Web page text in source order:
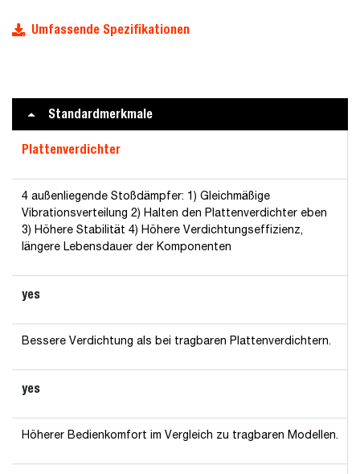
Umfassende Spezifikationen
Standardmerkmale
Plattenverdichter
4 außenliegende Stoßdämpfer: 1) Gleichmäßige
Vibrationsverteilung 2) Halten den Plattenverdichter eben
3) Höhere Stabilität 4) Höhere Verdichtungseffizienz,
längere Lebensdauer der Komponenten
yes
Bessere Verdichtung als bei tragbaren Plattenverdichtern.
yes
Höherer Bedienkomfort im Vergleich zu tragbaren Modellen.